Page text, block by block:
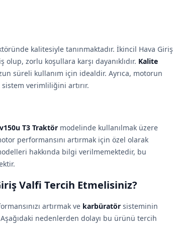
kalitesiyle tanınmaktadır. İkincil Hava Giriş
zorlu koşullara karşı dayanıklıdır. Kalite
süreli kullanım için idealdir. Ayrıca, motorun
verimliliğini artırır.
T3 Traktör modelinde kullanılmak üzere
performansını artırmak için özel olarak
hakkında bilgi verilmemektedir, bu
Valfi Tercih Etmelisiniz?
artırmak ve karbüratör sisteminin
nedenlerden dolayı bu ürünü tercih